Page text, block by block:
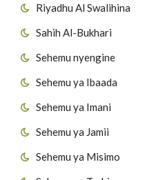
Riyadhu Al Swalihina
Sahih Al-Bukhari
Sehemu nyengine
Sehemu ya Ibaada
Sehemu ya Imani
Sehemu ya Jamii
Sehemu ya Misimo